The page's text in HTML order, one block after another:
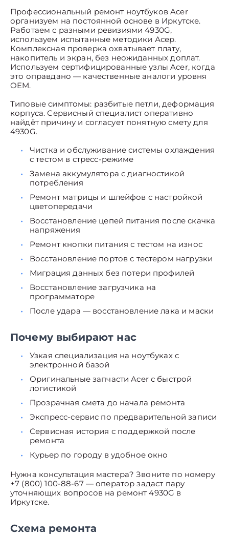
Профессиональный ремонт ноутбуков Acer
организуем на постоянной основе в Иркутске.
Работаем с разными ревизиями 4930G,
используем испытанные методики Асер.
Комплексная проверка охватывает плату,
накопитель и экран, без неожиданных доплат.
Используем сертифицированные узлы Acer, когда
это оправдано — качественные аналоги уровня
OEM.
Типовые симптомы: разбитые петли, деформация
корпуса. Сервисный специалист оперативно
найдёт причину и согласует понятную смету для
4930G.
Чистка и обслуживание системы охлаждения
с тестом в стресс-режиме
Замена аккумулятора с диагностикой
потребления
Ремонт матрицы и шлейфов с настройкой
цветопередачи
Восстановление цепей питания после скачка
напряжения
Ремонт кнопки питания с тестом на износ
Восстановление портов с тестером нагрузки
Миграция данных без потери профилей
Восстановление загрузчика на
программаторе
После удара — восстановление лака и маски
Почему выбирают нас
Узкая специализация на ноутбуках с
электронной базой
Оригинальные запчасти Acer с быстрой
логистикой
Прозрачная смета до начала ремонта
Экспресс-сервис по предварительной записи
Сервисная история с поддержкой после
ремонта
Курьер по городу в удобное окно
Нужна консультация мастера? Звоните по номеру
+7 (800) 100-88-67 — оператор задаст пару
уточняющих вопросов на ремонт 4930G в
Иркутске.
Схема ремонта